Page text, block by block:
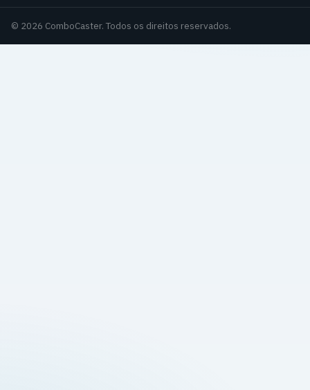
© 2026 ComboCaster. Todos os direitos reservados.